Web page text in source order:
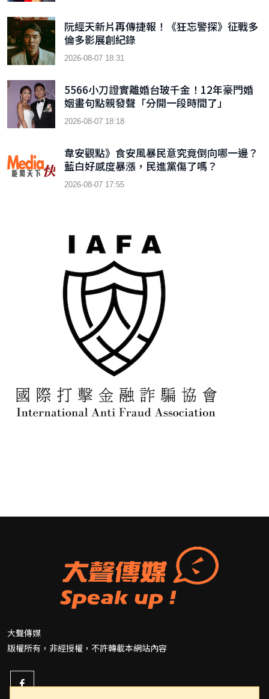
阮經天新片再傳捷報！《狂忘警探》征戰多
倫多影展創紀錄
2026-08-07 18:31
5566小刀證實離婚台玻千金！12年豪門婚
姻畫句點親發聲「分開一段時間了」
2026-08-07 18:18
韋安觀點》食安風暴民意究竟倒向哪一邊？
藍白好感度暴漲，民進黨傷了嗎？
2026-08-07 17:55
大聲傳媒
版權所有，非經授權，不許轉載本網站內容